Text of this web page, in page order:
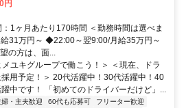
勤ＯＫ！
円
1ヶ月あたり170時間 ＜勤務時間は選べま
31万円～ ◆22:00～翌9:00/月給35万円～
の方は、面...
ユキグループで働こう！＞ ＜現在、ドラ
用予定！＞ 20代活躍中！30代活躍中！40
中です！ 「初めてのドライバーだけど」...
婦・主夫歓迎 60代も応募可
フリーター歓迎